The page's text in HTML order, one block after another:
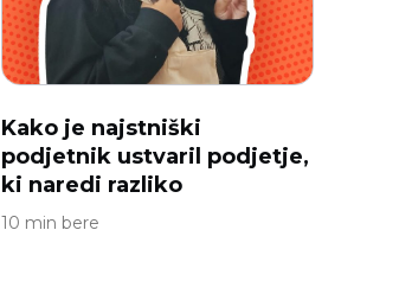
Kako je najstniški
podjetnik ustvaril podjetje,
ki naredi razliko
10 min bere